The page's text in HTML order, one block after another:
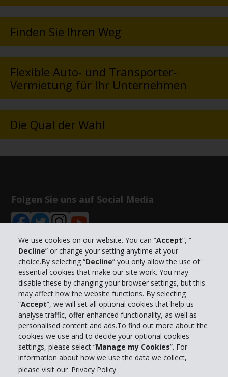
We use cookies on our website. You can “Accept”, “
Decline” or change your setting anytime at your
choice.By selecting “Decline” you only allow the use of
essential cookies that make our site work. You may
disable these by changing your browser settings, but this
may affect how the website functions. By selecting
“Accept”, we will set all optional cookies that help us
analyse traffic, offer enhanced functionality, as well as
personalised content and ads.To find out more about the
cookies we use and to decide your optional cookies
settings, please select “Manage my Cookies”. For
information about how we use the data we collect,
please visit our Privacy Policy
Finden Sie Ihren Weg
Flexible Auto- und Transporter-
Vermietung für Ihr Unternehmen
Die Qual der Wahl
Folgen Sie uns auf Social Media
Unternehmensinformation
Partner
Kundenservice
Mieten bei Hertz